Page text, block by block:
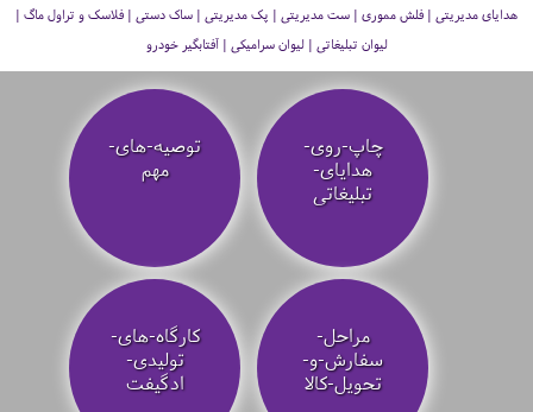
هدایای مدیریتی | فلش مموری | ست مدیریتی | پک مدیریتی | ساک دستی | فلاسک و تراول ماگ |
لیوان تبلیغاتی | لیوان سرامیکی | آفتابگیر خودرو
چاپ-روی-
هدایای-
تبلیغاتی
توصیه‌-های-
مهم
مراحل-
سفارش-و-
تحویل-کالا
کارگاه-های-
تولیدی-
ادگیفت